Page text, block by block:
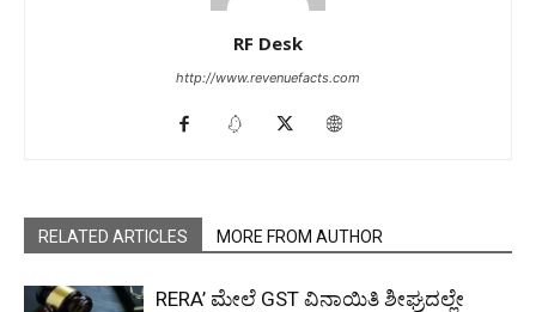
RF Desk
http://www.revenuefacts.com
RELATED ARTICLES MORE FROM AUTHOR
RERA’ ಮೇಲೆ GST ವಿನಾಯಿತಿ ಶೀಘ್ರದಲ್ಲೇ